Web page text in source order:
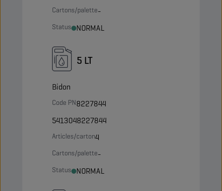
Cartons/palette-
Status NORMAL
5 LT
Bidon
Code PN8227844
5413048227844
Articles/carton4
Cartons/palette-
Status NORMAL